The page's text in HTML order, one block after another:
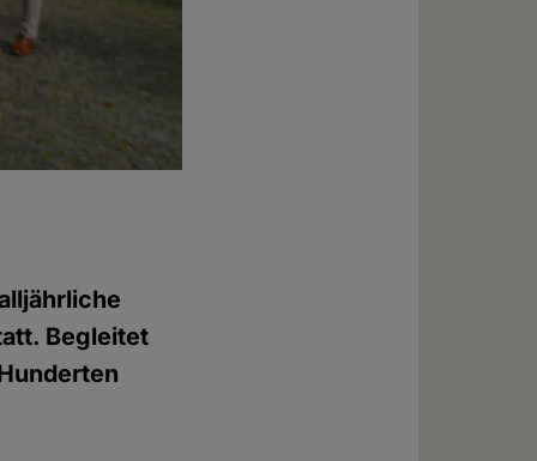
Begleitet